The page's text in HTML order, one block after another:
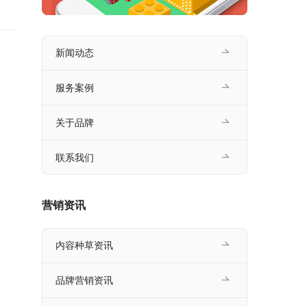
新闻动态
服务案例
关于品牌
联系我们
营销资讯
内容种草资讯
品牌营销资讯